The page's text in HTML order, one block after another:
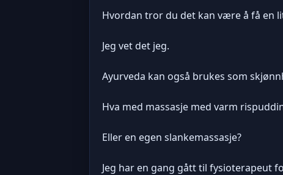
Hvordan tror du det kan være å få en
Jeg vet det jeg.
Ayurveda kan også brukes som
Hva med massasje med varm
Eller en egen slankemassasje?
Jeg har en gang gått til fysioterapeut